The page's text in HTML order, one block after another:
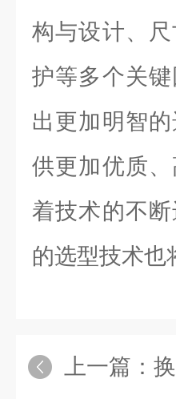
构与设计、
护等多个关
出更加明智
供更加优质
着技术的不
的选型技术也
上一篇：